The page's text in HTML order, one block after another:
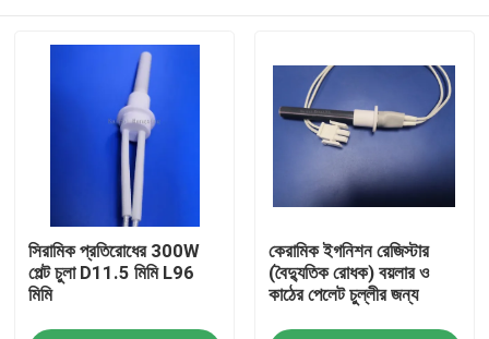
সিরামিক প্রতিরোধের 300W
পেল্ট চুলা D11.5 মিমি L96
মিমি
কেরামিক ইগনিশন রেজিস্টার
(বৈদ্যুতিক রোধক) বয়লার ও
কাঠের পেলেট চুল্লীর জন্য